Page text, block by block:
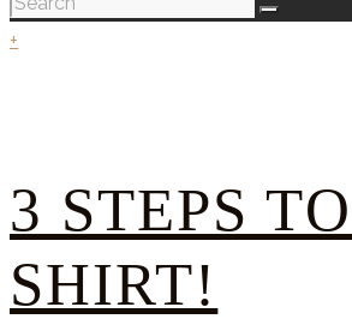
+
3 STEPS
SHIRT!